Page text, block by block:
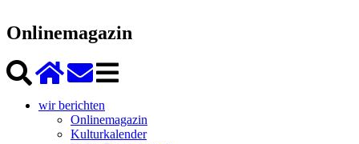
Onlinemagazin
wir berichten
Onlinemagazin
Kulturkalender